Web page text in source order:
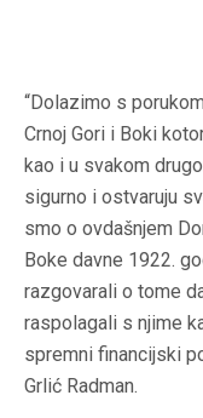
“Dolazimo s
Crnoj Gori i Boki
kao i u svakom
sigurno i ostvaruju
smo o ovdašnjem
Boke davne 1922.
razgovarali o tome
raspolagali s njime
spremni financijski
Grlić Radman.